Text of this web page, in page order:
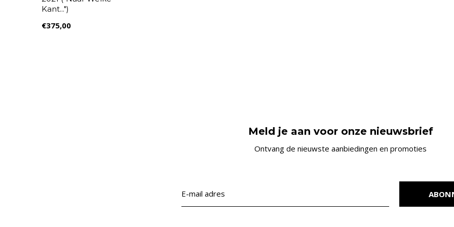
Kant...")
€375,00
Meld je aan voor onze nieuwsbrief
Ontvang de nieuwste aanbiedingen en promoties